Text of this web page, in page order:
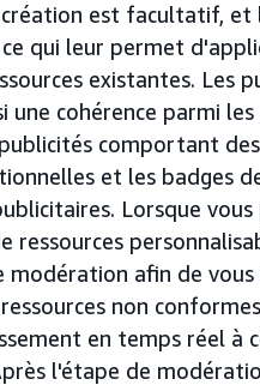
est facultatif, et
qui leur permet
existantes. Les
cohérence parmi
comportant
et les badges
Lorsque
ressources
afin de
non
en temps réel à
l'étape de